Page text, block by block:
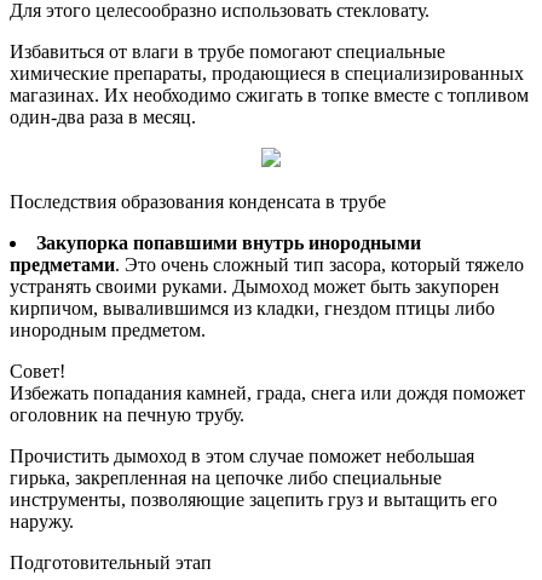
Для этого целесообразно использовать стекловату.
Избавиться от влаги в трубе помогают специальные
химические препараты, продающиеся в специализированных
магазинах. Их необходимо сжигать в топке вместе с топливом
один-два раза в месяц.
Последствия образования конденсата в трубе
Закупорка попавшими внутрь инородными
предметами. Это очень сложный тип засора, который тяжело
устранять своими руками. Дымоход может быть закупорен
кирпичом, вывалившимся из кладки, гнездом птицы либо
инородным предметом.
Совет!
Избежать попадания камней, града, снега или дождя поможет
оголовник на печную трубу.
Прочистить дымоход в этом случае поможет небольшая
гирька, закрепленная на цепочке либо специальные
инструменты, позволяющие зацепить груз и вытащить его
наружу.
Подготовительный этап